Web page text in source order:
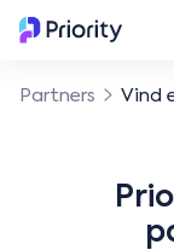
Partners Vind